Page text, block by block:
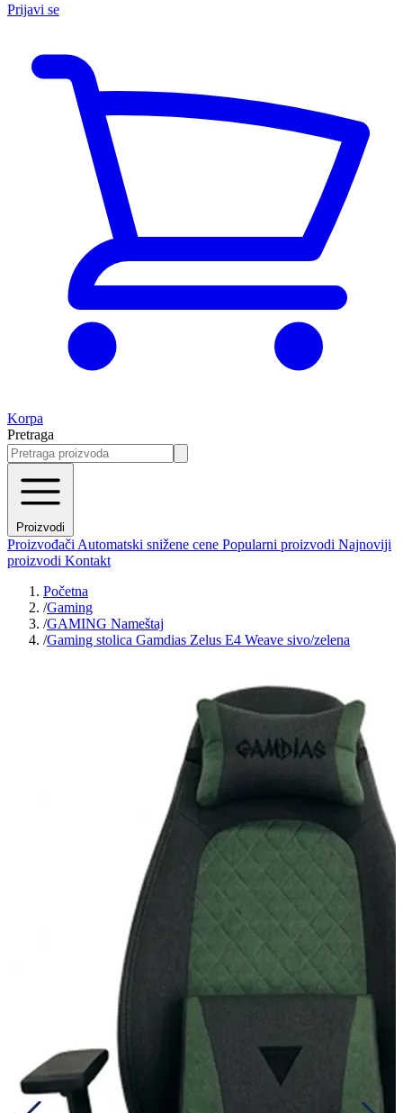
Prijavi se
Korpa
Pretraga
Proizvodi
Proizvođači Automatski snižene cene Popularni proizvodi Najnoviji
proizvodi Kontakt
Početna
/Gaming
/GAMING Nameštaj
/Gaming stolica Gamdias Zelus E4 Weave sivo/zelena